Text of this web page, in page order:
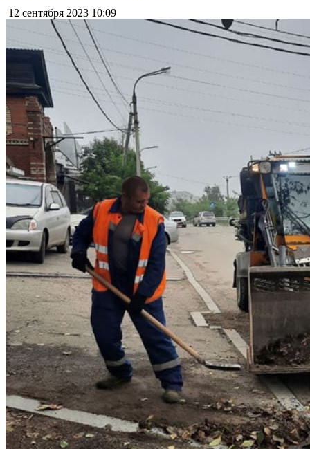
12 сентября 2023 10:09